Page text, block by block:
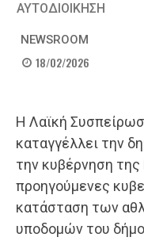
ΑΥΤΟΔΙΟΙΚΗΣΗ
NEWSROOM
18/02/2026
Η Λαϊκή
καταγγέλλει την
την κυβέρνηση
προηγούμενες
κατάσταση των
υποδομών του